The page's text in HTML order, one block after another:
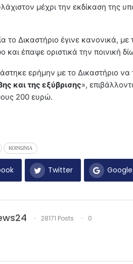
μέχρι την εκδίκαση της
το Δικαστήριο έγινε κανονικά,
και έπαψε οριστικά την ποινική
ερήμην με το Δικαστήριο να
και της εξύβρισης»,
200 ευρώ.
ΚΟΙΝΩΝΙΑ
Twitter
28171 Posts
0